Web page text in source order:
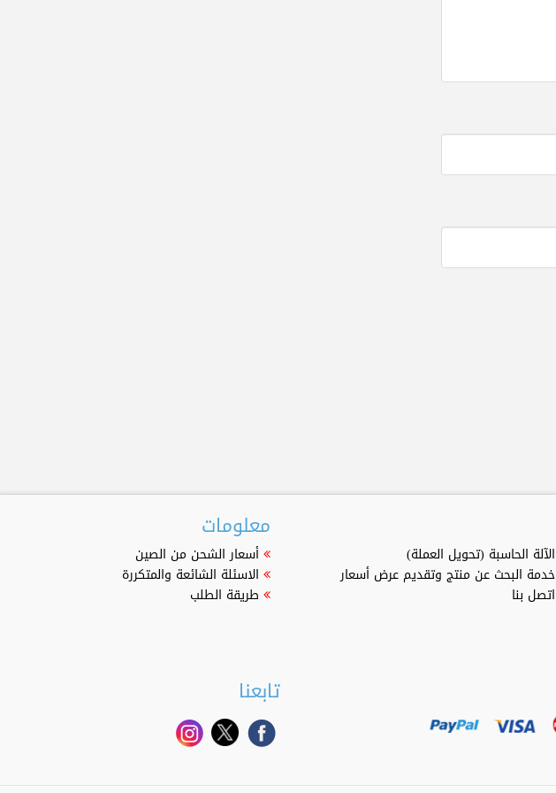
معلومات
أسعار الشحن من الصين
الاسئلة الشائعة والمتكررة
طريقة الطلب
الآلة الحاسبة (تحويل العملة)
خدمة البحث عن منتج وتقديم عرض أسعار
اتصل بنا
تابعنا